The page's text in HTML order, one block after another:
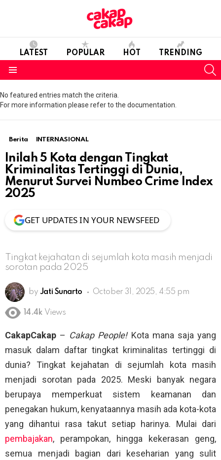
LATEST POPULAR HOT TRENDING
No featured entries match the criteria.
For more information please refer to the documentation.
Berita INTERNASIONAL
Inilah 5 Kota dengan Tingkat
Kriminalitas Tertinggi di Dunia,
Menurut Survei Numbeo Crime Index
2025
GET UPDATES IN YOUR NEWSFEED
Tingkat kejahatan di sejumlah kota masih menjadi
sorotan pada 2025
by Jati Sunarto October 31, 2025, 4:55 pm
14.4k Views
CakapCakap – Cakap People!Kota mana saja yang
masuk dalam daftar tingkat kriminalitas tertinggi di
dunia? Tingkat kejahatan di sejumlah kota masih
menjadi sorotan pada 2025. Meski banyak negara
berupaya memperkuat sistem keamanan dan
penegakan hukum, kenyataannya masih ada kota-kota
yang dihantui rasa takut setiap harinya. Mulai dari
pembajakan, perampokan, hingga kekerasan geng,
semua menjadi bagian dari keseharian yang sulit